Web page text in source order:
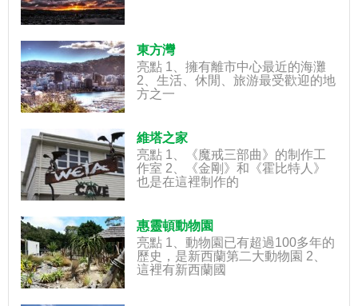
東方灣
亮點 1、擁有離市中心最近的海灘
2、生活、休閒、旅游最受歡迎的地
方之一
維塔之家
亮點 1、《魔戒三部曲》的制作工
作室 2、《金剛》和《霍比特人》
也是在這裡制作的
惠靈頓動物園
亮點 1、動物園已有超過100多年的
歷史，是新西蘭第二大動物園 2、
這裡有新西蘭國